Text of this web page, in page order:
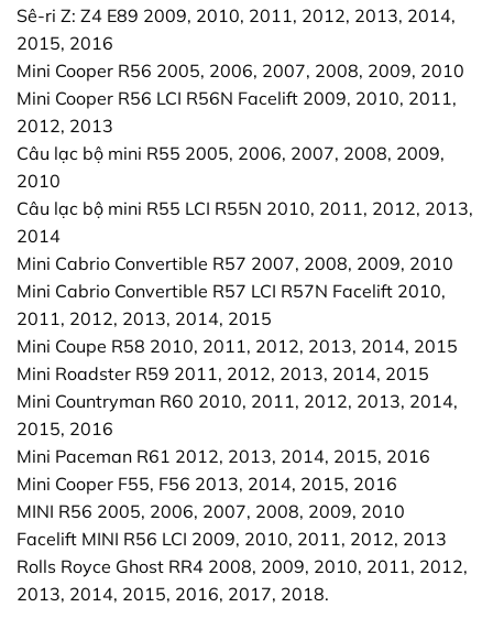
Sê-ri Z: Z4 E89 2009, 2010, 2011, 2012, 2013, 2014,
2015, 2016
Mini Cooper R56 2005, 2006, 2007, 2008, 2009, 2010
Mini Cooper R56 LCI R56N Facelift 2009, 2010, 2011,
2012, 2013
Câu lạc bộ mini R55 2005, 2006, 2007, 2008, 2009,
2010
Câu lạc bộ mini R55 LCI R55N 2010, 2011, 2012, 2013,
2014
Mini Cabrio Convertible R57 2007, 2008, 2009, 2010
Mini Cabrio Convertible R57 LCI R57N Facelift 2010,
2011, 2012, 2013, 2014, 2015
Mini Coupe R58 2010, 2011, 2012, 2013, 2014, 2015
Mini Roadster R59 2011, 2012, 2013, 2014, 2015
Mini Countryman R60 2010, 2011, 2012, 2013, 2014,
2015, 2016
Mini Paceman R61 2012, 2013, 2014, 2015, 2016
Mini Cooper F55, F56 2013, 2014, 2015, 2016
MINI R56 2005, 2006, 2007, 2008, 2009, 2010
Facelift MINI R56 LCI 2009, 2010, 2011, 2012, 2013
Rolls Royce Ghost RR4 2008, 2009, 2010, 2011, 2012,
2013, 2014, 2015, 2016, 2017, 2018.